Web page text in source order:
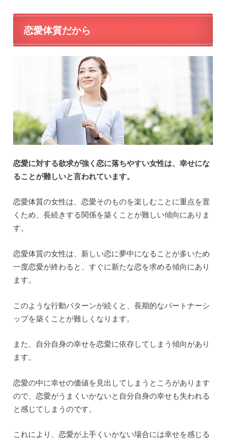
恋愛体質だから
恋愛に対する欲求が強く恋に落ちやすい女性は、幸せにな
ることが難しいと言われています。
恋愛体質の女性は、恋愛そのものを楽しむことに重点を置
くため、長続きする関係を築くことが難しい傾向にありま
す。
恋愛体質の女性は、新しい恋に夢中になることが多いため
一度恋愛が終わると、すぐに新たな恋を求める傾向にあり
ます。
このような行動パターンが続くと、長期的なパートナーシ
ップを築くことが難しくなります。
また、自分自身の幸せを恋愛に依存してしまう傾向があり
ます。
恋愛の中に幸せの価値を見出してしまうところがあります
ので、恋愛がうまくいかないと自分自身の幸せも失われる
と感じてしまうのです。
これにより、恋愛が上手くいかない場合には幸せを感じる